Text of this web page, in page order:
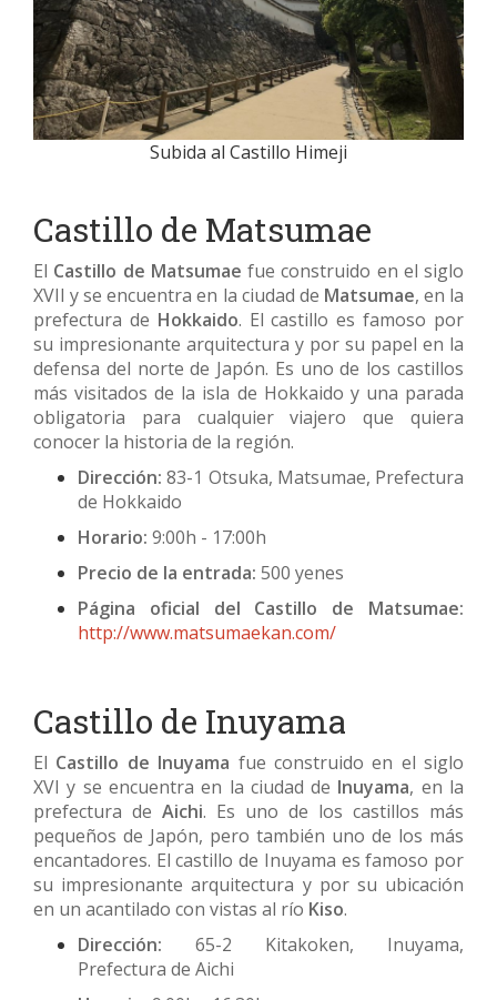
Subida al Castillo Himeji
Castillo de Matsumae
El Castillo de Matsumae fue construido en el siglo
XVII y se encuentra en la ciudad de Matsumae, en la
prefectura de Hokkaido. El castillo es famoso por
su impresionante arquitectura y por su papel en la
defensa del norte de Japón. Es uno de los castillos
más visitados de la isla de Hokkaido y una parada
obligatoria para cualquier viajero que quiera
conocer la historia de la región.
Dirección:83-1 Otsuka, Matsumae, Prefectura
de Hokkaido
Horario: 9:00h - 17:00h
Precio de la entrada: 500 yenes
Página oficial del Castillo de Matsumae:
http://www.matsumaekan.com/
Castillo de Inuyama
El Castillo de Inuyama fue construido en el siglo
XVI y se encuentra en la ciudad de Inuyama, en la
prefectura de Aichi. Es uno de los castillos más
pequeños de Japón, pero también uno de los más
encantadores. El castillo de Inuyama es famoso por
su impresionante arquitectura y por su ubicación
en un acantilado con vistas al río Kiso.
Dirección: 65-2 Kitakoken, Inuyama,
Prefectura de Aichi